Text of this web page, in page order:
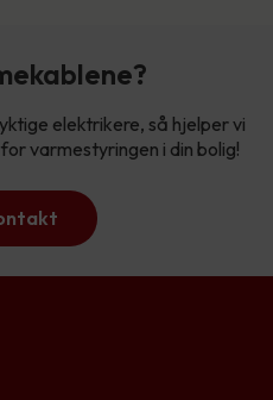
elektrikere, så hjelper vi
varmestyringen i din bolig!